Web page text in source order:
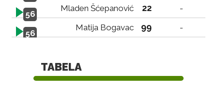
56
Mladen Šćepanović 22 -
56
Matija Bogavac 99 -
TABELA